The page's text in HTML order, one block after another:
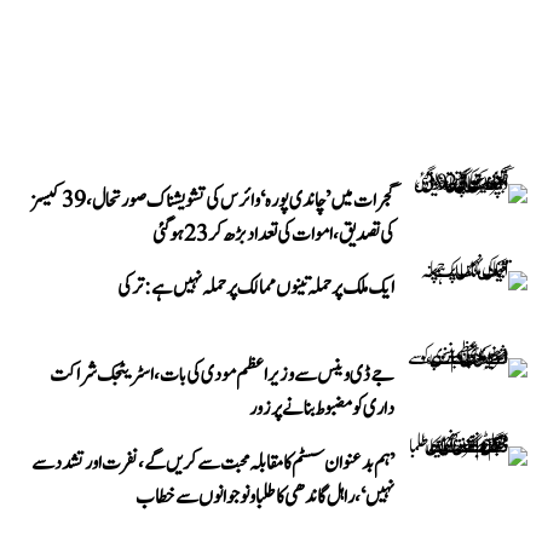
گجرات میں ’چاندی پورہ‘ وائرس کی تشویشناک صورتحال، 39 کیسز
کی تصدیق، اموات کی تعداد بڑھ کر 23 ہوگئی
ایک ملک پر حملہ تینوں ممالک پر حملہ نہیں ہے: ترکی
جے ڈی وینس سے وزیر اعظم مودی کی بات، اسٹریٹجک شراکت
داری کو مضبوط بنانے پر زور
’ہم بدعنوان سسٹم کا مقابلہ محبت سے کریں گے، نفرت اور تشدد سے
نہیں‘، راہل گاندھی کا طلبا و نوجوانوں سے خطاب